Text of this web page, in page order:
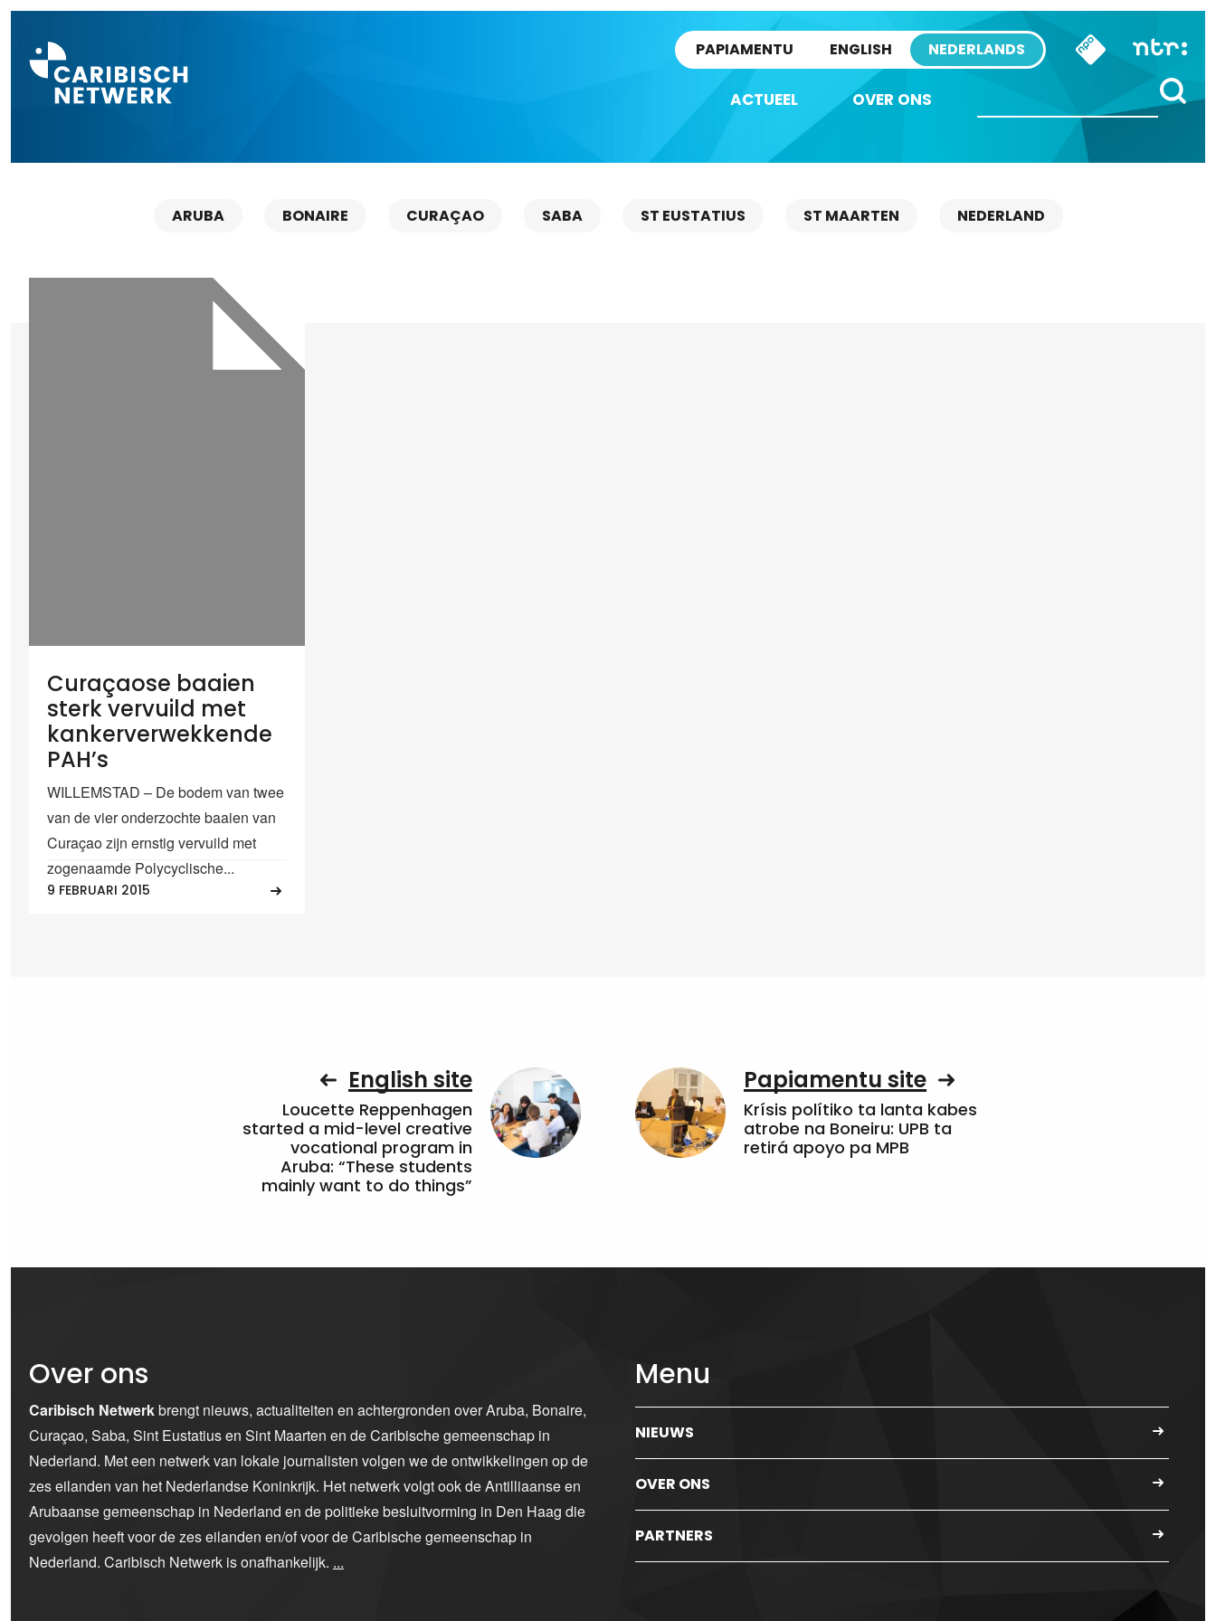
PAPIAMENTU ENGLISH NEDERLANDS
ACTUEEL OVER ONS
ARUBA BONAIRE CURAÇAO SABA ST EUSTATIUS ST MAARTEN NEDERLAND
Curaçaose baaien
sterk vervuild met
kankerverwekkende
PAH’s
WILLEMSTAD – De bodem van twee
van de vier onderzochte baaien van
Curaçao zijn ernstig vervuild met
zogenaamde Polycyclische...
9 FEBRUARI 2015
English site
Loucette Reppenhagen
started a mid-level creative
vocational program in
Aruba: “These students
mainly want to do things”
Papiamentu site
Krísis polítiko ta lanta kabes
atrobe na Boneiru: UPB ta
retirá apoyo pa MPB
Over ons
Caribisch Netwerkbrengt nieuws, actualiteiten en achtergronden over Aruba, Bonaire,
Curaçao, Saba, Sint Eustatius en Sint Maarten en de Caribische gemeenschap in
Nederland. Met een netwerk van lokale journalisten volgen we de ontwikkelingen op de
zes eilanden van het Nederlandse Koninkrijk. Het netwerk volgt ook de Antilliaanse en
Arubaanse gemeenschap in Nederland en de politieke besluitvorming in Den Haag die
gevolgen heeft voor de zes eilanden en/of voor de Caribische gemeenschap in
Nederland. Caribisch Netwerk is onafhankelijk. ...
Menu
NIEUWS
OVER ONS
PARTNERS